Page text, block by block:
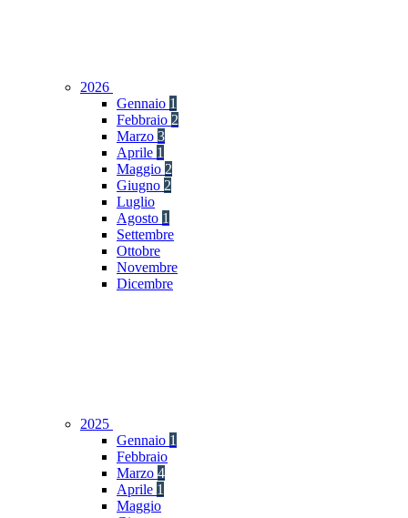
2026
Gennaio 1
Febbraio 2
Marzo 3
Aprile 1
Maggio 2
Giugno 2
Luglio
Agosto 1
Settembre
Ottobre
Novembre
Dicembre
2025
Gennaio 1
Febbraio
Marzo 4
Aprile 1
Maggio